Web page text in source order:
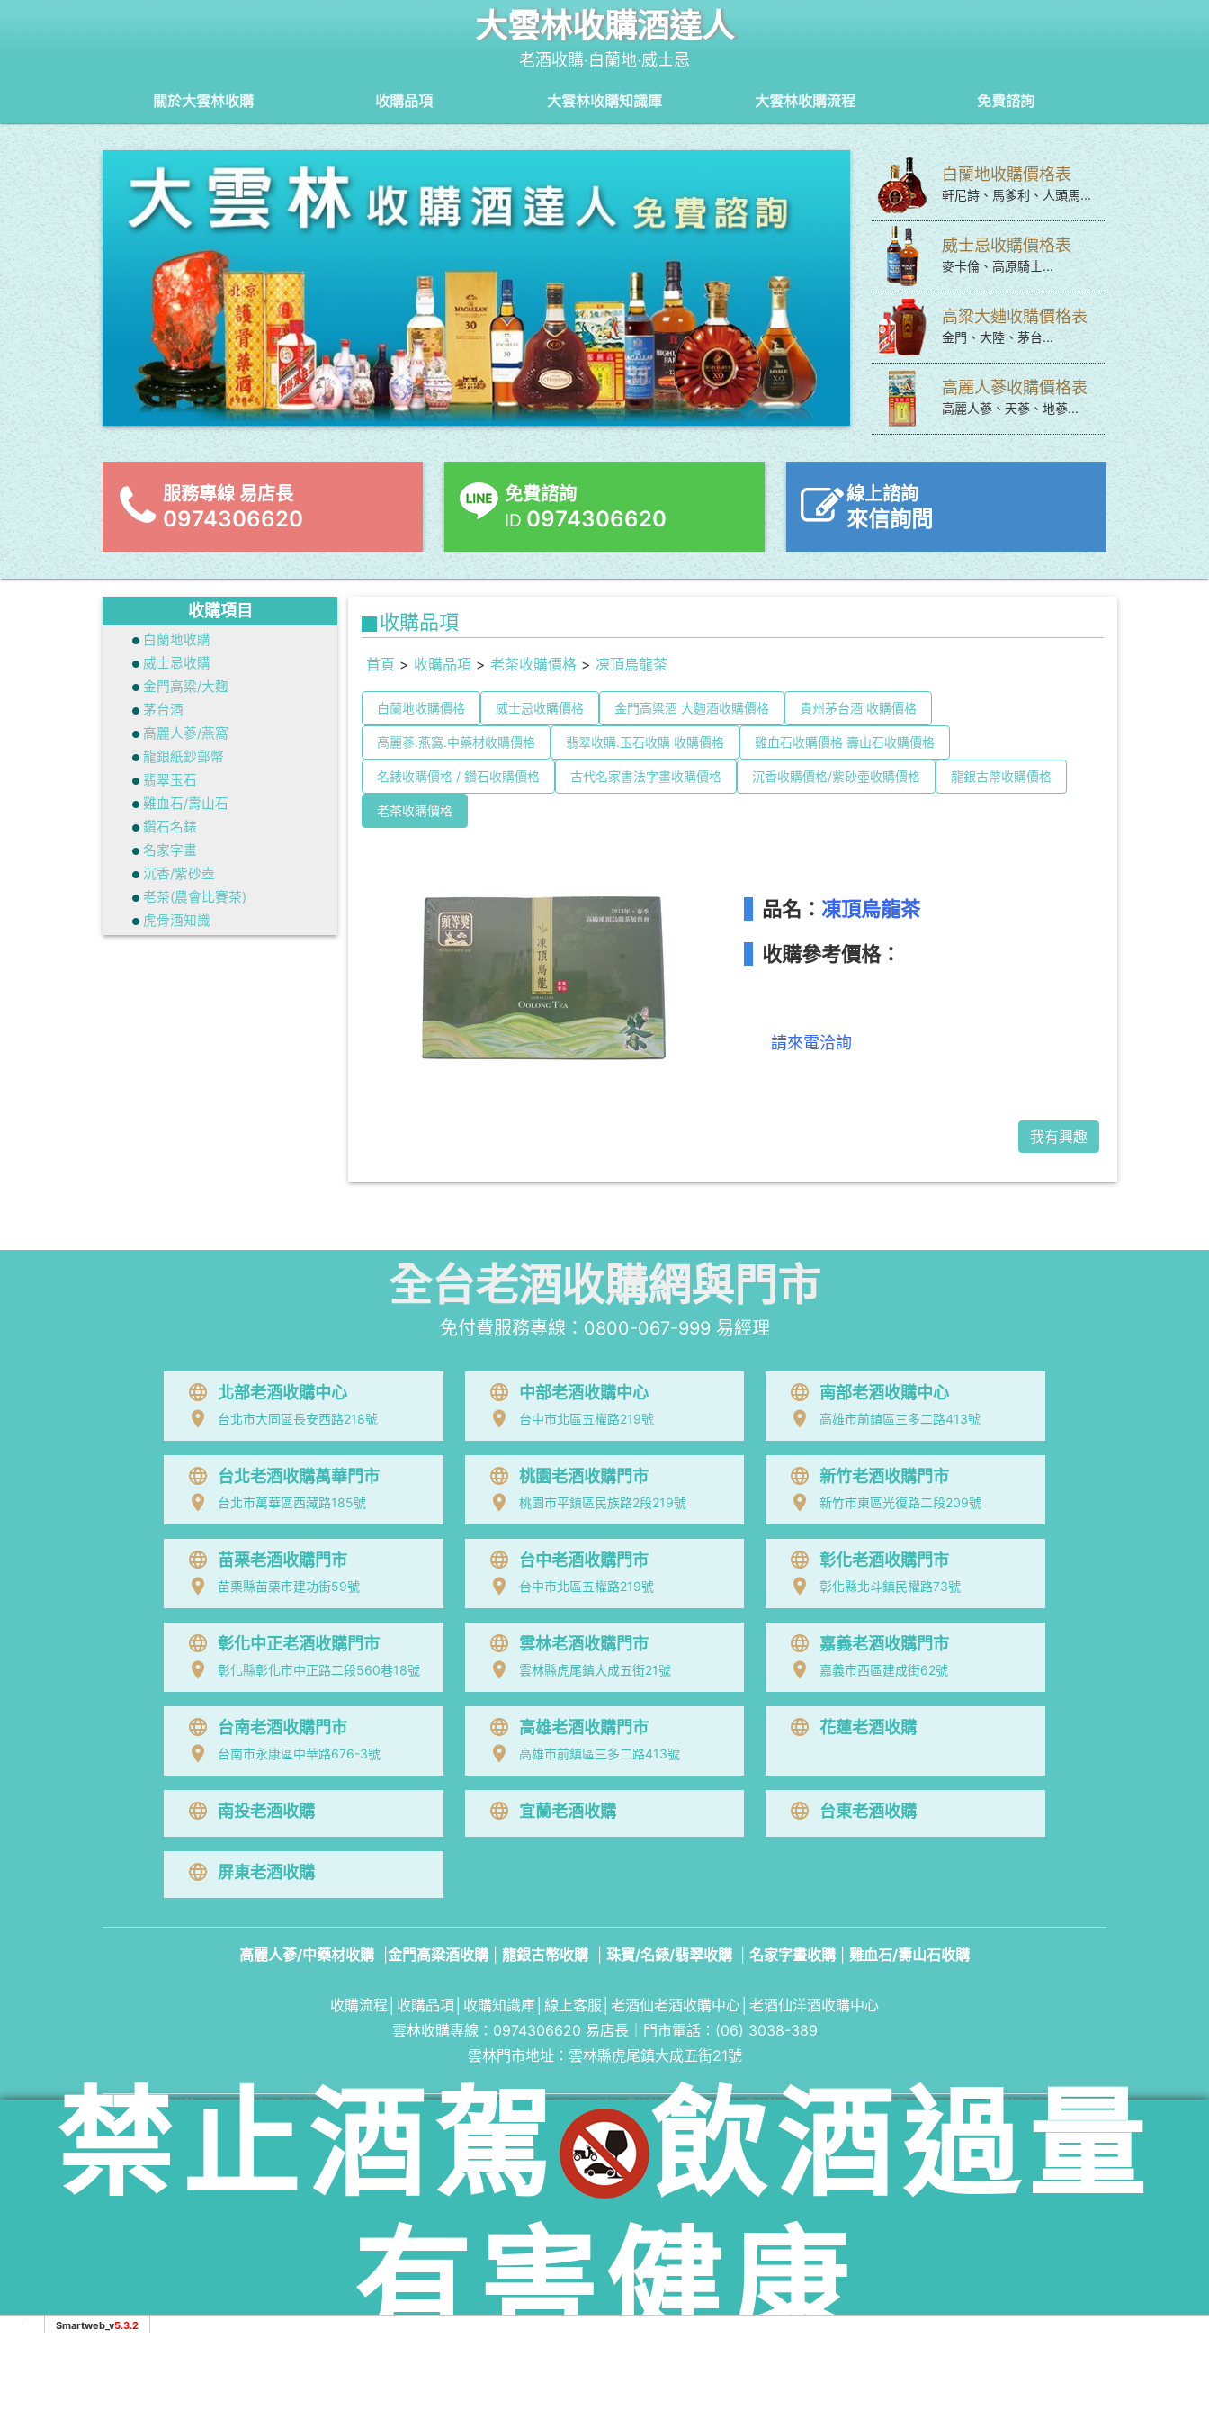
大雲林收購酒達人
老酒收購‧白蘭地‧威士忌
關於大雲林收購 收購品項 大雲林收購知識庫 大雲林收購流程 免費諮詢
白蘭地收購價格表
軒尼詩、馬爹利、人頭馬...
威士忌收購價格表
麥卡倫、高原騎士...
高粱大麯收購價格表
金門、大陸、茅台...
高麗人蔘收購價格表
高麗人蔘、天蔘、地蔘...
服務專線 易店長
0974306620
免費諮詢
ID 0974306620
線上諮詢
來信詢問
收購品項
首頁 > 收購品項 > 老茶收購價格 > 凍頂烏龍茶
白蘭地收購價格 威士忌收購價格 金門高粱酒 大麴酒收購價格 貴州茅台酒 收購價格
高麗蔘.燕窩.中藥材收購價格 翡翠收購.玉石收購 收購價格 雞血石收購價格 壽山石收購價格
名錶收購價格 / 鑽石收購價格 古代名家書法字畫收購價格 沉香收購價格/紫砂壺收購價格 龍銀古幣收購價格
老茶收購價格
品名： 凍頂烏龍茶
收購參考價格：
請來電洽詢
我有興趣
收購項目
白蘭地收購
威士忌收購
金門高粱/大麴
茅台酒
高麗人蔘/燕窩
龍銀紙鈔郵幣
翡翠玉石
雞血石/壽山石
鑽石名錶
名家字畫
沉香/紫砂壺
老茶(農會比賽茶)
虎骨酒知識
全台老酒收購網與門市
免付費服務專線： 0800-067-999 易經理
北部老酒收購中心
台北市大同區長安西路218號
中部老酒收購中心
台中市北區五權路219號
南部老酒收購中心
高雄市前鎮區三多二路413號
台北老酒收購萬華門市
台北市萬華區西藏路185號
桃園老酒收購門市
桃園市平鎮區民族路2段219號
新竹老酒收購門市
新竹市東區光復路二段209號
苗栗老酒收購門市
苗栗縣苗栗市建功街59號
台中老酒收購門市
台中市北區五權路219號
彰化老酒收購門市
彰化縣北斗鎮民權路73號
彰化中正老酒收購門市
彰化縣彰化市中正路二段560巷18號
雲林老酒收購門市
雲林縣虎尾鎮大成五街21號
嘉義老酒收購門市
嘉義市西區建成街62號
台南老酒收購門市
台南市永康區中華路676-3號
高雄老酒收購門市
高雄市前鎮區三多二路413號
花蓮老酒收購
南投老酒收購 宜蘭老酒收購 台東老酒收購
屏東老酒收購
高麗人蔘/中藥材收購 金門高粱酒收購 龍銀古幣收購 珠寶/名錶/翡翠收購 名家字畫收購 雞血石/壽山石收購
收購流程 收購品項 收購知識庫 線上客服│ 老酒仙老酒收購中心 老酒仙洋酒收購中心
雲林收購專線： 0974306620 易店長｜門市電話： (06) 3038-389
雲林門市地址：雲林縣虎尾鎮大成五街21號
服務範圍：雲林縣斗南鎮老酒收購、雲林縣大埤鄉酒收購、雲林縣虎尾鎮老酒收購、雲林縣土庫鄉老酒收購、雲林縣褒忠鄉老酒收購、雲林縣東勢鄉老酒收購、雲林縣臺西鄉老酒收購、雲林縣崙背鄉老酒收購、
雲林縣麥寮鄉老酒收購、雲林縣斗六市老酒收購、雲林縣林內鄉老酒收購、雲林縣古坑鄉老酒收購、雲林縣荊桐鄉老酒收購、雲林縣西螺鎮老酒收購、雲林縣二崙鄉老酒收購、雲林縣北港鎮老酒收購、雲林縣水
林鄉老酒收購、雲林縣口湖鄉老酒收購、雲林縣四湖鄉老酒收購、雲林縣元長鄉老酒收購
分享
禁止酒駕
飲酒過量
有害健康
Smartweb_v5.3.2